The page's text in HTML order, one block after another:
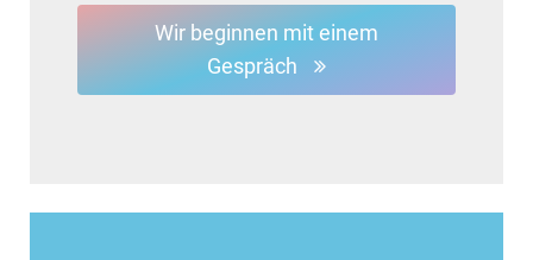
Wir beginnen mit einem
Gespräch